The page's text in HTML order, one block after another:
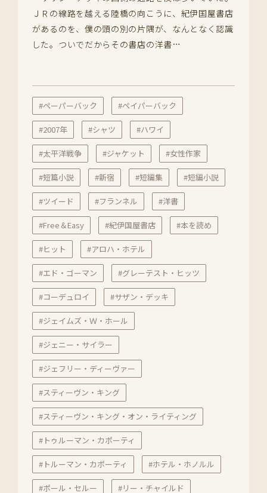
ＪＲの線路を越える陸橋の向こうに、紀伊国屋書店
があるのを、僕の頭の別の片隅が、なんとなく認識
した。ついでだからその書店の洋書…
#ペーパーバック #ペイパーバック
#2007年 #シャツ #ハワイ
#太平洋戦争 #ジャケット #女性作家
#短篇小説 #新宿 #短編集 #短編小説
#ツイード #フランネル #洋書
#Free＆Easy #紀伊国屋書店 #本を読め
#ヒット #アロハ・ホテル
#エド・ゴーマン #グレーテスト・ヒッツ
#コーデュロイ #サザン・デッキ
#ジェイムズ・Ｗ・ホール
#ジェニー・サイラー
#ジェフリー・ディーヴァー
#スティーヴン・キング
#スティーヴン・キング・オン・ライティング
#トゥルーマン・カポーティ
#トルーマン・カポーティ #ホテル・ホノルル
#ポール・セルー #リー・チャイルド